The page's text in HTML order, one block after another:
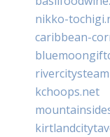
nikko-
caribbean-
kchoops.net